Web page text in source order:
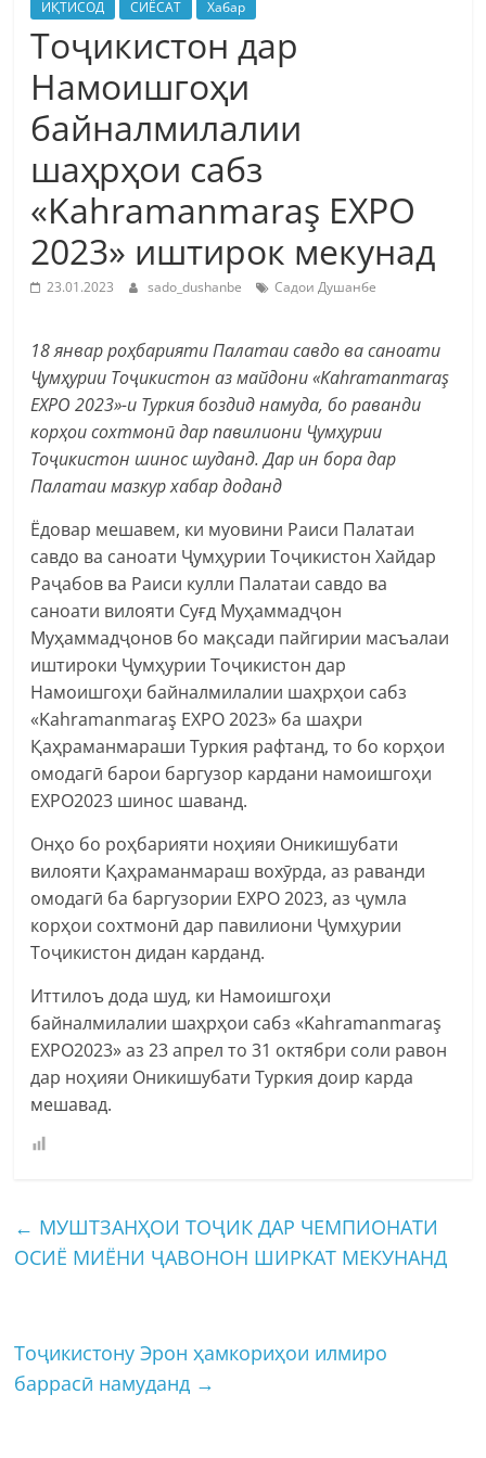
ИҚТИСОД СИЁСАТ Хабар
Тоҷикистон дар
Намоишгоҳи
байналмилалии
шаҳрҳои сабз
«Kahramanmaraş EXPO
2023» иштирок мекунад
23.01.2023 sado_dushanbe Садои Душанбе
18 январ роҳбарияти Палатаи савдо ва саноати
Ҷумҳурии Тоҷикистон аз майдони «Kahramanmaraş
EXPO 2023»-и Туркия боздид намуда, бо раванди
корҳои сохтмонӣ дар павилиони Ҷумҳурии
Тоҷикистон шинос шуданд. Дар ин бора дар
Палатаи мазкур хабар доданд
Ёдовар мешавем, ки муовини Раиси Палатаи
савдо ва саноати Ҷумҳурии Тоҷикистон Хайдар
Раҷабов ва Раиси кулли Палатаи савдо ва
саноати вилояти Суғд Муҳаммадҷон
Муҳаммадҷонов бо мақсади пайгирии масъалаи
иштироки Ҷумҳурии Тоҷикистон дар
Намоишгоҳи байналмилалии шаҳрҳои сабз
«Kahramanmaraş EXPO 2023» ба шаҳри
Қаҳраманмараши Туркия рафтанд, то бо корҳои
омодагӣ барои баргузор кардани намоишгоҳи
EXPO2023 шинос шаванд.
Онҳо бо роҳбарияти ноҳияи Оникишубати
вилояти Қаҳраманмараш вохӯрда, аз раванди
омодагӣ ба баргузории EXPO 2023, аз ҷумла
корҳои сохтмонӣ дар павилиони Ҷумҳурии
Тоҷикистон дидан карданд.
Иттилоъ дода шуд, ки Намоишгоҳи
байналмилалии шаҳрҳои сабз «Kahramanmaraş
EXPO2023» аз 23 апрел то 31 октябри соли равон
дар ноҳияи Оникишубати Туркия доир карда
мешавад.
← МУШТЗАНҲОИ ТОҶИК ДАР ЧЕМПИОНАТИ
ОСИЁ МИЁНИ ҶАВОНОН ШИРКАТ МЕКУНАНД
Тоҷикистону Эрон ҳамкориҳои илмиро
баррасӣ намуданд →